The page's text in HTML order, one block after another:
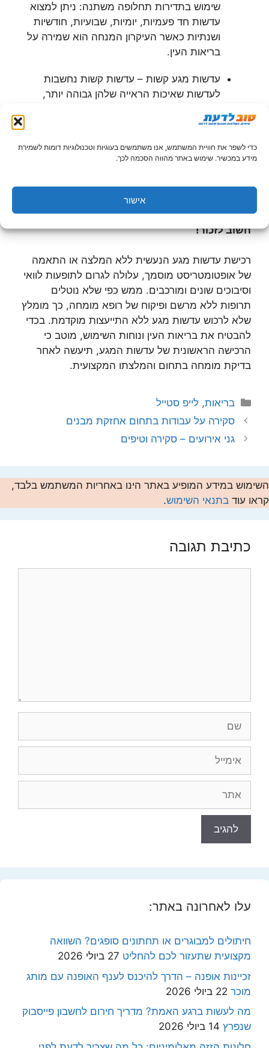
כדי לשפר את חוויית המשתמש, אנו משתמשים בעוגיות וטכנולוגיות דומות לשמירת
מידע במכשיר. שימוש באתר מהווה הסכמה לכך.
אישור
שימוש בתדירות תחלופה משתנה: ניתן למצוא
עדשות חד פעמיות, יומיות, שבועיות, חודשיות
ושנתיות כאשר העיקרון המנחה הוא שמירה על
בריאות העין.
עדשות מגע קשות – עדשות קשות נחשבות
לעדשות שאיכות הראייה שלהן גבוהה יותר,
יותר, אם בכלל. עדשות מגע קשות ישמשו את
נחשבות כעדשות קבועות. עצם היותן עדשות
והטיפול, עלות התחזוקה של עדשות קשות נמוכה
באופן יחסי לעדשות המגע הרכות.
חשוב לזכור!
רכישת עדשות מגע הנעשית ללא המלצה או התאמה
של אופטומטריסט מוסמך, עלולה לגרום לתופעות לוואי
וסיבוכים שונים ומורכבים. ממש כפי שלא נוטלים
תרופות ללא מרשם ופיקוח של רופא מומחה, כך מומלץ
שלא לרכוש עדשות מגע ללא התייעצות מוקדמת. בכדי
להבטיח את בריאות העין ונוחות השימוש, מוטב כי
הרכישה הראשונית של עדשות המגע, תיעשה לאחר
בדיקת מומחה בתחום והמלצתו המקצועית.
קטגוריות
בריאות,לייפ סטייל
סקירה על עבודות בתחום אחזקת מבנים
גני אירועים – סקירה וטיפים
השימוש במידע המופיע באתר הינו באחריות המשתמש בלבד,
קראו עוד בתנאי השימוש.
כתיבת תגובה
עלו לאחרונה באתר:
חיתולים למבוגרים או תחתונים סופגים? השוואה
מקצועית שתעזור לכם להחליט 27 ביולי 2026
זכיינות אופנה – הדרך להיכנס לענף האופנה עם מותג
מוכר 22 ביולי 2026
מה לעשות ברגע האמת? מדריך חירום לחשבון פייסבוק
שנפרץ 14 ביולי 2026